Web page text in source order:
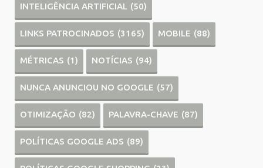
INTELIGÊNCIA ARTIFICIAL (50)
LINKS PATROCINADOS (3165) MOBILE (88)
MÉTRICAS (1) NOTÍCIAS (94)
NUNCA ANUNCIOU NO GOOGLE (57)
OTIMIZAÇÃO (82) PALAVRA-CHAVE (87)
POLÍTICAS GOOGLE ADS (89)